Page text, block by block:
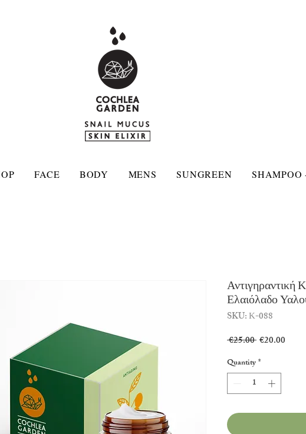
FACE BODY MENS SUNGREEN
Ελαιόλαδο
SKU: Κ-088
€25.00 Regular
€20.00
Quantity*